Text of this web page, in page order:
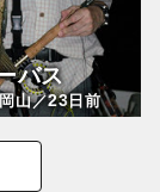
バス
山／23日前